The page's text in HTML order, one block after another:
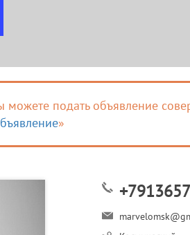
подать объявление
»